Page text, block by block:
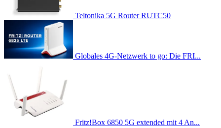
Teltonika 5G Router RUTC50
Globales 4G-Netzwerk to go: Die FRI...
Fritz!Box 6850 5G extended mit 4 An...